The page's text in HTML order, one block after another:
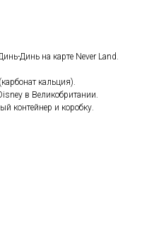
Динь на карте Never Land.
кальция).
в Великобритании.
контейнер и коробку.